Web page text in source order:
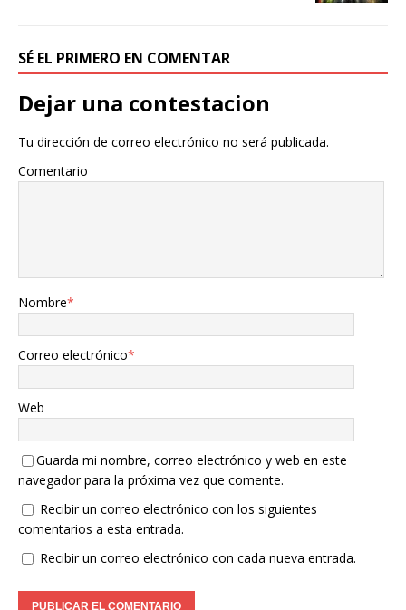
SÉ EL PRIMERO EN COMENTAR
Dejar una contestacion
Tu dirección de correo electrónico no será publicada.
Comentario
Nombre*
Correo electrónico*
Web
Guarda mi nombre, correo electrónico y web en este
navegador para la próxima vez que comente.
Recibir un correo electrónico con los siguientes
comentarios a esta entrada.
Recibir un correo electrónico con cada nueva entrada.